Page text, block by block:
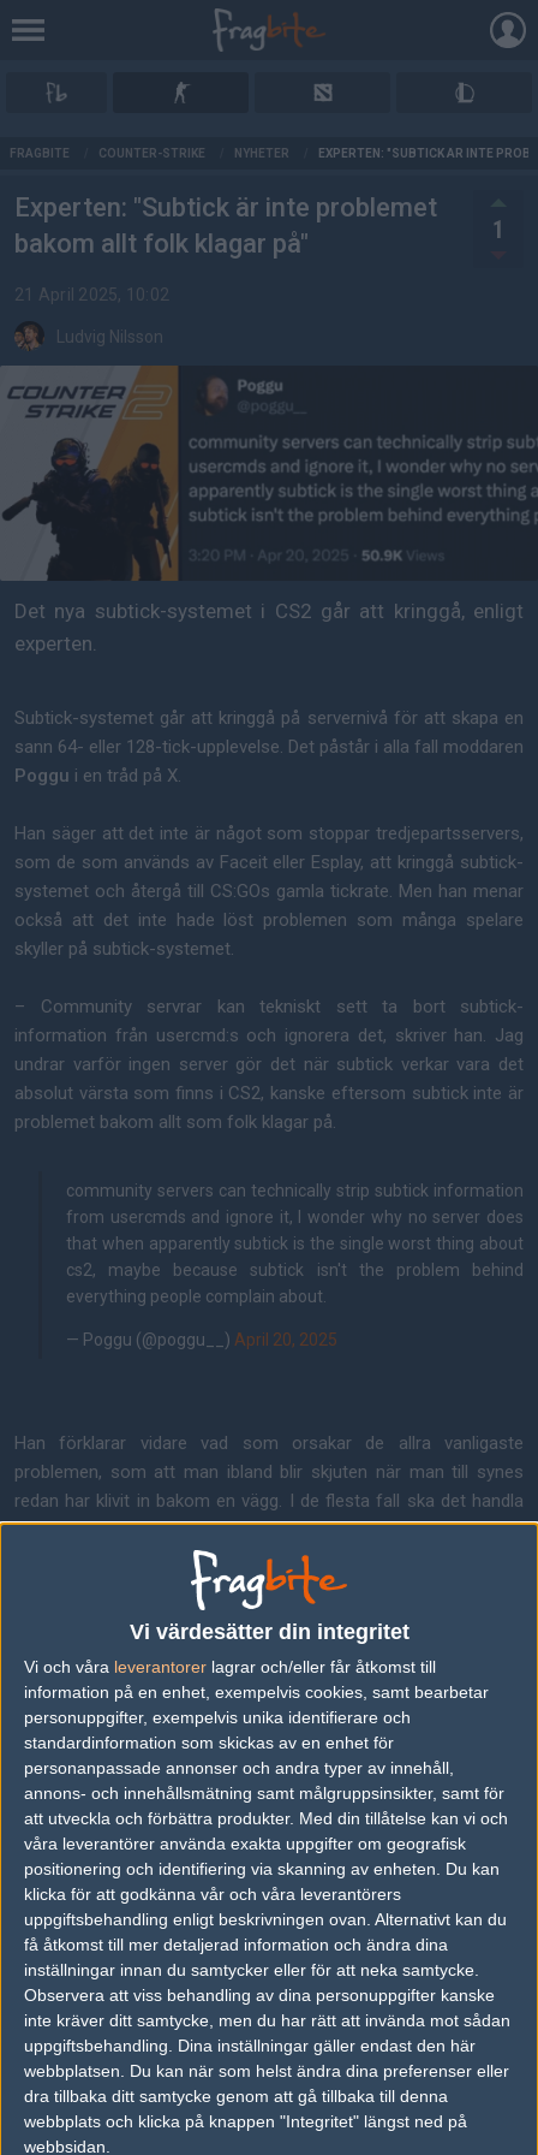
Vi värdesätter din integritet
Vi och våra leverantorer lagrar och/eller får åtkomst till
information på en enhet, exempelvis cookies, samt bearbetar
personuppgifter, exempelvis unika identifierare och
standardinformation som skickas av en enhet för
personanpassade annonser och andra typer av innehåll,
annons- och innehållsmätning samt målgruppsinsikter, samt för
att utveckla och förbättra produkter. Med din tillåtelse kan vi och
våra leverantörer använda exakta uppgifter om geografisk
positionering och identifiering via skanning av enheten. Du kan
klicka för att godkänna vår och våra leverantörers
uppgiftsbehandling enligt beskrivningen ovan. Alternativt kan du
få åtkomst till mer detaljerad information och ändra dina
inställningar innan du samtycker eller för att neka samtycke.
Observera att viss behandling av dina personuppgifter kanske
inte kräver ditt samtycke, men du har rätt att invända mot sådan
uppgiftsbehandling. Dina inställningar gäller endast den här
webbplatsen. Du kan när som helst ändra dina preferenser eller
dra tillbaka ditt samtycke genom att gå tillbaka till denna
webbplats och klicka på knappen "Integritet" längst ned på
webbsidan.
FRAGBITE COUNTER-STRIKE NYHETER EXPERTEN: "SUBTICK ÄR INTE
Experten: "Subtick är inte problemet
bakom allt folk klagar på"
21 April 2025, 10:02
Ludvig Nilsson
1
Det nya subtick-systemet i CS2 går att kringgå, enligt
experten.
Subtick-systemet går att kringgå på servernivå för att skapa en
sann 64- eller 128-tick-upplevelse. Det påstår i alla fall moddaren
Poggu i en tråd på X.
Han säger att det inte är något som stoppar tredjepartsservers,
som de som används av Faceit eller Esplay, att kringgå subtick-
systemet och återgå till CS:GOs gamla tickrate. Men han menar
också att det inte hade löst problemen som många spelare
skyller på subtick-systemet.
– Community servrar kan tekniskt sett ta bort subtick-
information från usercmd:s och ignorera det, skriver han. Jag
undrar varför ingen server gör det när subtick verkar vara det
absolut värsta som finns i CS2, kanske eftersom subtick inte är
problemet bakom allt som folk klagar på.
community servers can technically strip subtick information
from usercmds and ignore it, I wonder why no server does
that when apparently subtick is the single worst thing about
cs2, maybe because subtick isn't the problem behind
everything people complain about.
— Poggu (@poggu__) April 20, 2025
Han förklarar vidare vad som orsakar de allra vanligaste
problemen, som att man ibland blir skjuten när man till synes
redan har klivit in bakom en vägg. I de flesta fall ska det handla
om laggkompensation.
– Att dö bakom väggar – laggkompensation, säger han. Ju
sämre fiendens nätverksanslutning är, desto oftare kommer
detta ske, men det är inte subtick-relaterat. Skyll istället på vad
de är som orsakar nätverksproblemet (matchmaking, marginaler,
stora packets) men inte subtick. Samma sak finns i både CS:GO
och Valorant, det är grundkurs i nätverksteknik.
dying behind walls - lag compensation, the worse the enemy
network condition is, the more often you'll encounter this,
not subtick related. Blame whatever causes that
(matchmaking, margins, huge packets) not subtick. Same
thing exists in csgo and valorant, 101 networking.
— Poggu (@poggu__)April 20, 2025
Poggu har flera gånger tidigare diagnosticerat buggar i CS2 och
offentliggjort lösningen, vilket i flera fall har lett till att Valve
kunnat fixa buggarna.